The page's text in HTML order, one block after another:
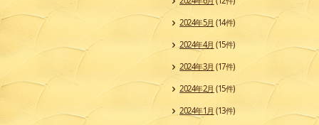
2024年5月 (14件)
2024年4月 (15件)
2024年3月 (17件)
2024年2月 (15件)
2024年1月 (13件)